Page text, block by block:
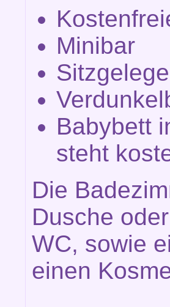
Minibar
Babybett
steht
Die
Dusche
WC, sowie
einen